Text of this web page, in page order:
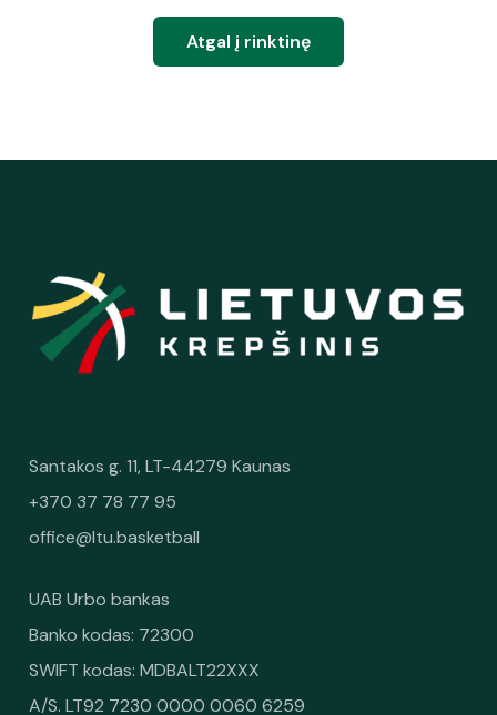
Atgal į rinktinę
Santakos g. 11, LT-44279 Kaunas
+370 37 78 77 95
office@ltu.basketball
UAB Urbo bankas
Banko kodas: 72300
SWIFT kodas: MDBALT22XXX
A/S. LT92 7230 0000 0060 6259